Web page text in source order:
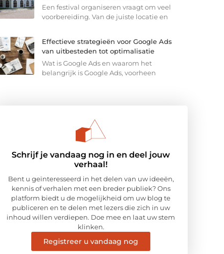
Een festival organiseren vraagt om veel
voorbereiding. Van de juiste locatie en
Effectieve strategieën voor Google Ads
van uitbesteden tot optimalisatie
Wat is Google Ads en waarom het
belangrijk is Google Ads, voorheen
Schrijf je vandaag nog in en deel jouw
verhaal!
Bent u geïnteresseerd in het delen van uw ideeën,
kennis of verhalen met een breder publiek? Ons
platform biedt u de mogelijkheid om uw blog te
publiceren en te delen met lezers die zich in uw
inhoud willen verdiepen. Doe mee en laat uw stem
klinken.
Registreer u vandaag nog